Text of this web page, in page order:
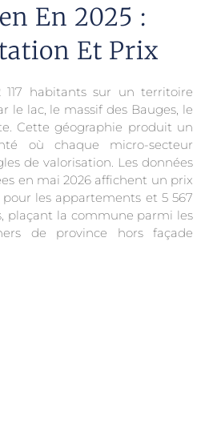
En 2025 :
Et Prix
117 habitants sur un territoire
le lac, le massif des Bauges, le
Cette géographie produit un
où chaque micro-secteur
de valorisation. Les données
en mai 2026 affichent un prix
les appartements et 5 567
plaçant la commune parmi les
de province hors façade